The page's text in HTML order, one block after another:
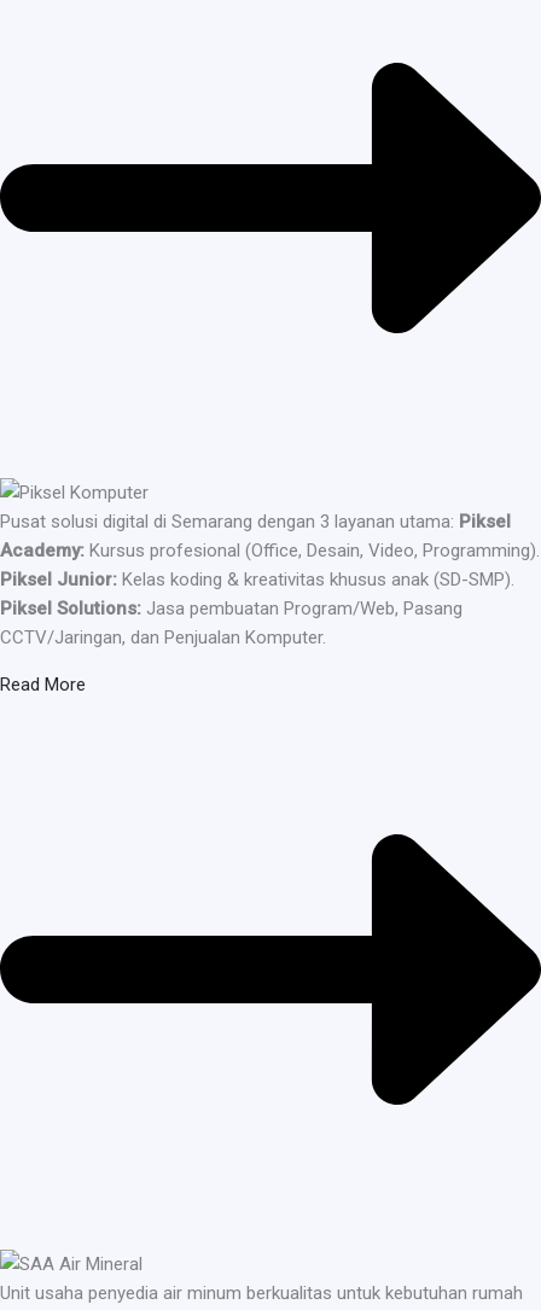
Pusat solusi digital di Semarang dengan 3 layanan utama: Piksel
Academy: Kursus profesional (Office, Desain, Video, Programming).
Piksel Junior: Kelas koding & kreativitas khusus anak (SD-SMP).
Piksel Solutions: Jasa pembuatan Program/Web, Pasang
CCTV/Jaringan, dan Penjualan Komputer.
Read More
Unit usaha penyedia air minum berkualitas untuk kebutuhan rumah